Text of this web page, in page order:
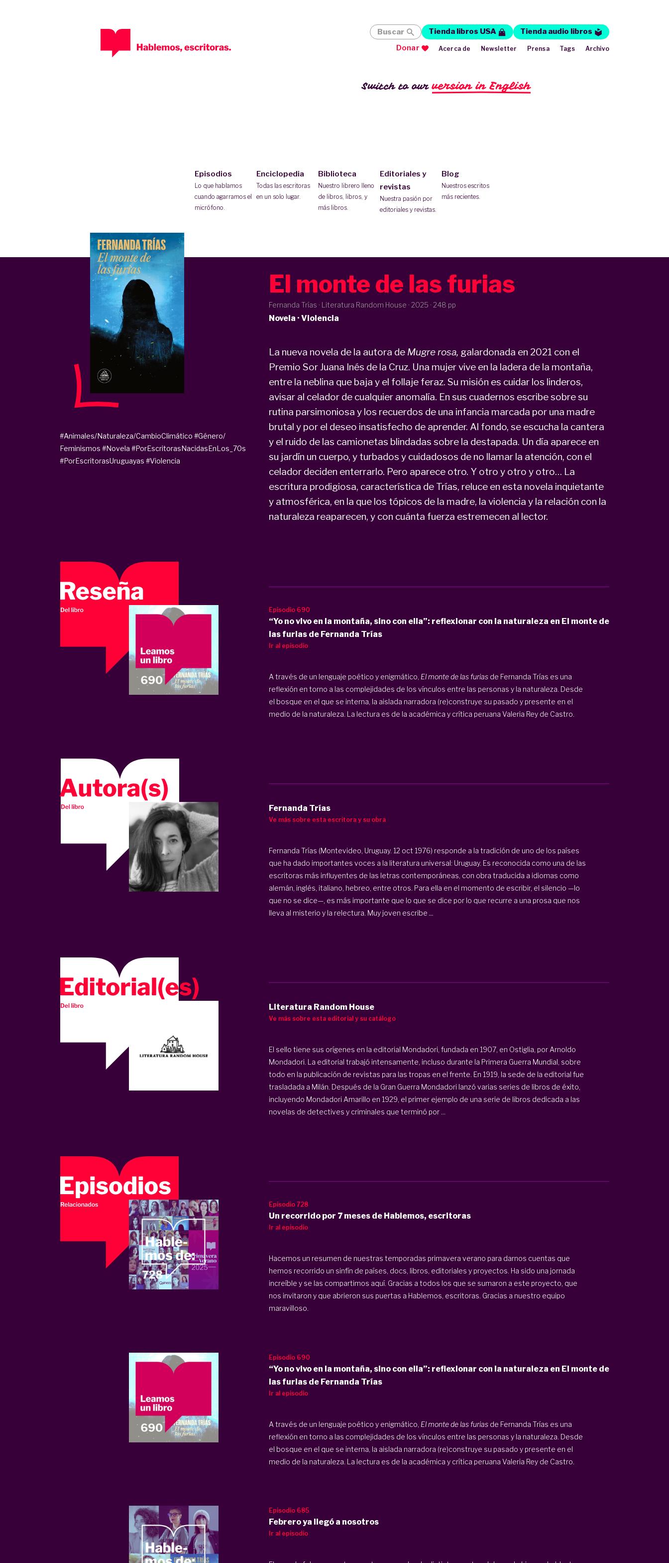
Switch to ourversion in English
Episodios
Lo que hablamos
cuando agarramos el
micrófono.
Enciclopedia
Todas las escritoras
en un solo lugar.
Biblioteca
Nuestro librero lleno
de libros, libros, y
más libros.
Editoriales y
revistas
Nuestra pasión por
editoriales y revistas.
Blog
Nuestros escritos
más recientes.
Buscar Tienda libros USA
Tienda audio libros
Donar
Acerca de Newsletter Prensa Tags Archivo
El monte de las furias
Fernanda Trías · Literatura Random House · 2025 · 248 pp
Novela · Violencia
La nueva novela de la autora de Mugre rosa, galardonada en 2021 con el
Premio Sor Juana Inés de la Cruz. Una mujer vive en la ladera de la montaña,
entre la neblina que baja y el follaje feraz. Su misión es cuidar los linderos,
avisar al celador de cualquier anomalía. En sus cuadernos escribe sobre su
rutina parsimoniosa y los recuerdos de una infancia marcada por una madre
brutal y por el deseo insatisfecho de aprender. Al fondo, se escucha la cantera
y el ruido de las camionetas blindadas sobre la destapada. Un día aparece en
su jardín un cuerpo, y turbados y cuidadosos de no llamar la atención, con el
celador deciden enterrarlo. Pero aparece otro. Y otro y otro y otro… La
escritura prodigiosa, característica de Trías, reluce en esta novela inquietante
y atmosférica, en la que los tópicos de la madre, la violencia y la relación con la
naturaleza reaparecen, y con cuánta fuerza estremecen al lector.
#Animales/Naturaleza/CambioClimático #Género/
Feminismos #Novela #PorEscritorasNacidasEnLos_70s
#PorEscritorasUruguayas #Violencia
Episodio 690
“Yo no vivo en la montaña, sino con ella”: reflexionar con la naturaleza en El monte de
las furias de Fernanda Trías
Ir al episodio
A través de un lenguaje poético y enigmático, El monte de las furias de Fernanda Trías es una
reflexión en torno a las complejidades de los vínculos entre las personas y la naturaleza. Desde
el bosque en el que se interna, la aislada narradora (re)construye su pasado y presente en el
medio de la naturaleza. La lectura es de la académica y crítica peruana Valeria Rey de Castro.
Fernanda Trías
Ve más sobre esta escritora y su obra
Fernanda Trías (Montevideo, Uruguay. 12 oct 1976) responde a la tradición de uno de los países
que ha dado importantes voces a la literatura universal: Uruguay. Es reconocida como una de las
escritoras más influyentes de las letras contemporáneas, con obra traducida a idiomas como
alemán, inglés, italiano, hebreo, entre otros. Para ella en el momento de escribir, el silencio —lo
que no se dice—, es más importante que lo que se dice por lo que recurre a una prosa que nos
lleva al misterio y la relectura. Muy joven escribe ...
Literatura Random House
Ve más sobre esta editorial y su catálogo
El sello tiene sus orígenes en la editorial Mondadori, fundada en 1907, en Ostiglia, por Arnoldo
Mondadori. La editorial trabajó intensamente, incluso durante la Primera Guerra Mundial, sobre
todo en la publicación de revistas para las tropas en el frente. En 1919, la sede de la editorial fue
trasladada a Milán. Después de la Gran Guerra Mondadori lanzó varias series de libros de éxito,
incluyendo Mondadori Amarillo en 1929, el primer ejemplo de una serie de libros dedicada a las
novelas de detectives y criminales que terminó por ...
Episodio 728
Un recorrido por 7 meses de Hablemos, escritoras
Ir al episodio
Hacemos un resumen de nuestras temporadas primavera verano para darnos cuentas que
hemos recorrido un sinfín de países, docs, libros, editoriales y proyectos. Ha sido una jornada
increíble y se las compartimos aquí. Gracias a todos los que se sumaron a este proyecto, que
nos invitaron y que abrieron sus puertas a Hablemos, escritoras. Gracias a nuestro equipo
maravilloso.
Episodio 690
“Yo no vivo en la montaña, sino con ella”: reflexionar con la naturaleza en El monte de
las furias de Fernanda Trías
Ir al episodio
A través de un lenguaje poético y enigmático, El monte de las furias de Fernanda Trías es una
reflexión en torno a las complejidades de los vínculos entre las personas y la naturaleza. Desde
el bosque en el que se interna, la aislada narradora (re)construye su pasado y presente en el
medio de la naturaleza. La lectura es de la académica y crítica peruana Valeria Rey de Castro.
Episodio 685
Febrero ya llegó a nosotros
Ir al episodio